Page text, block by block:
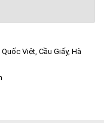
Việt, Cầu Giấy, Hà